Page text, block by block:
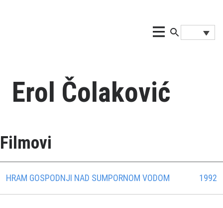
Erol Čolaković
Filmovi
HRAM GOSPODNJI NAD SUMPORNOM VODOM 1992